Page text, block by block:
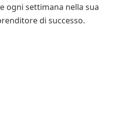
ogni settimana nella sua
di successo.